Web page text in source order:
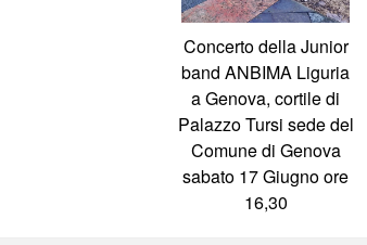
Concerto della Junior
band ANBIMA Liguria
a Genova, cortile di
Palazzo Tursi sede del
Comune di Genova
sabato 17 Giugno ore
16,30